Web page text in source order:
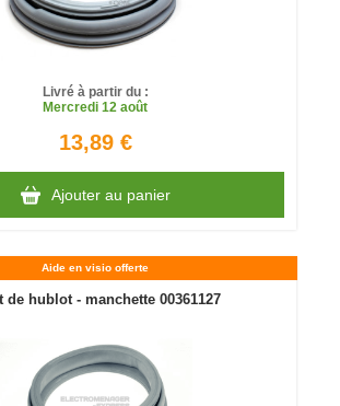
Livré à partir du :
Mercredi 12 août
13,89 €
Ajouter au panier
Aide en visio offerte
de hublot - manchette 00361127